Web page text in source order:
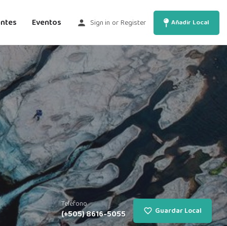
Eventos Sign in orRegister Añadir Local
Teléfono
(+505) 8616-5055 Guardar Local